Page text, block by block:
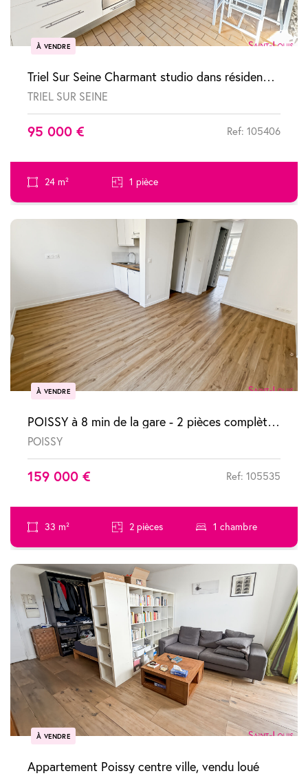
À VENDRE
Triel Sur Seine Charmant studio dans résidence à faibles charges
TRIEL SUR SEINE
95 000 € Ref: 105406
24 m² 1 pièce
À VENDRE
POISSY à 8 min de la gare - 2 pièces complètement refait à neuf
POISSY
159 000 € Ref: 105535
33 m² 2 pièces 1 chambre
À VENDRE
Appartement Poissy centre ville, vendu loué